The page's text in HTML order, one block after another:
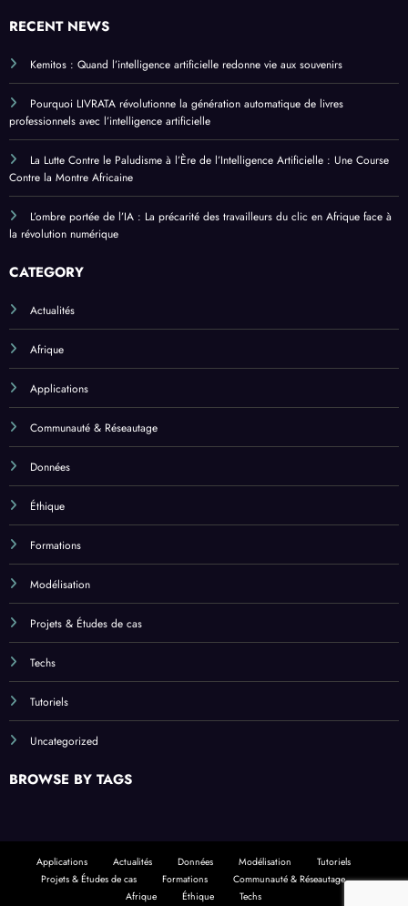
RECENT NEWS
Kemitos : Quand l’intelligence artificielle redonne vie aux souvenirs
Pourquoi LIVRATA révolutionne la génération automatique de livres
professionnels avec l’intelligence artificielle
La Lutte Contre le Paludisme à l’Ère de l’Intelligence Artificielle : Une Course
Contre la Montre Africaine
L’ombre portée de l’IA : La précarité des travailleurs du clic en Afrique face à
la révolution numérique
CATEGORY
Actualités
Afrique
Applications
Communauté & Réseautage
Données
Éthique
Formations
Modélisation
Projets & Études de cas
Techs
Tutoriels
Uncategorized
BROWSE BY TAGS
Applications Actualités Données Modélisation
Tutoriels
Projets & Études de cas
Formations
Communauté & Réseautage
Afrique
Éthique Techs